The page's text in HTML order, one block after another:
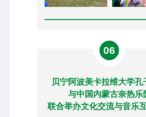
06
贝宁阿波美卡拉维大学孔
与中国内蒙古奈热乐
联合举办文化交流与音乐